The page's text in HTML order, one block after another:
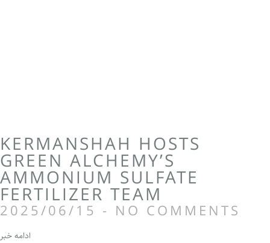
KERMANSHAH HOSTS
GREEN ALCHEMY’S
AMMONIUM SULFATE
FERTILIZER TEAM
2025/06/15 NO COMMENTS
ادامه خبر